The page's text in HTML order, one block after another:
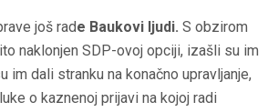
još rade Baukovi ljudi. S obzirom
naklonjen SDP-ovoj opciji, izašli su im
im dali stranku na konačno upravljanje,
o kaznenoj prijavi na kojoj radi